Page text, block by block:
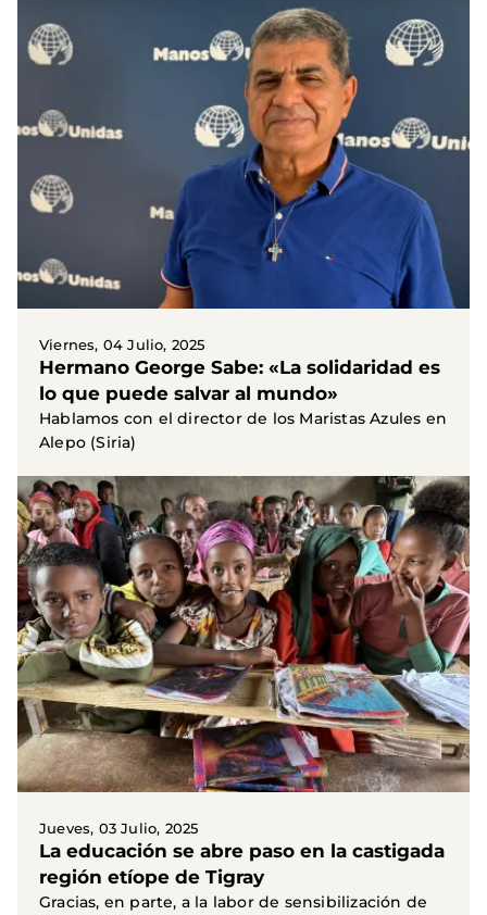
Viernes, 04 Julio, 2025
Hermano George Sabe: «La solidaridad es
lo que puede salvar al mundo»
Hablamos con el director de los Maristas Azules en
Alepo (Siria)
Jueves, 03 Julio, 2025
La educación se abre paso en la castigada
región etíope de Tigray
Gracias, en parte, a la labor de sensibilización de